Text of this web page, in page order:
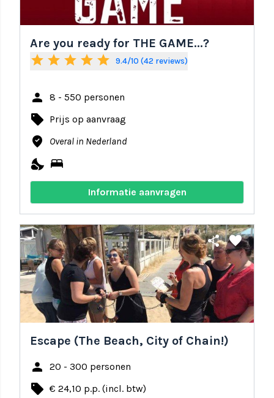
Are you ready for THE GAME...?
star star star star star 9.4/10 (42 reviews)
person 8 - 550 personen
local_offer Prijs op aanvraag
where_to_vote Overal in Nederland
nights_stay bed
Informatie aanvragen
share favorite
Escape (The Beach, City of Chain!)
person 20 - 300 personen
local_offer € 24,10 p.p. (incl. btw)